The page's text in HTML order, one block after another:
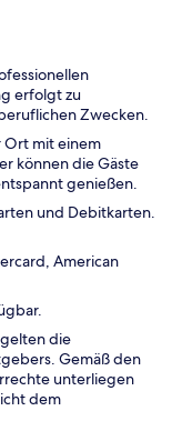
erfolgt zu
Zwecken.
Ort mit einem
können die Gäste
genießen.
und Debitkarten.
American
die
Gemäß den
unterliegen
dem